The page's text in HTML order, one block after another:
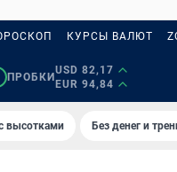
КУРСЫ ВАЛЮТ
ПРОБКИ
USD 82,17
EUR 94,84
высотками Без денег и